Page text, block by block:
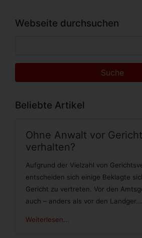
Webseite durchsuchen
Suche
Beliebte Artikel
Ohne Anwalt vor
verhalten?
Aufgrund der Vielzahl von
entscheiden sich einige Beklagte
Gericht zu vertreten. Vor den
auch – anders als vor den Landger...
Weiterlesen...